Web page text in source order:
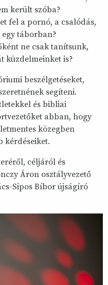
került szóba?
fel a pornó, a csalódás,
táborban?
ne csak tanítsunk,
küzdelmeinket is?
beszélgetéseket,
segíteni.
és bibliai
abban, hogy
közegben
kérdéseiket.
céljáról és
Áron osztályvezető
Sipos Bíbor újságíró